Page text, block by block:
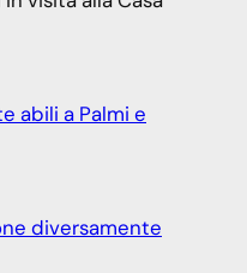
abili a Palmi e
diversamente